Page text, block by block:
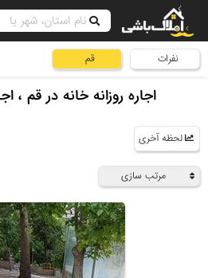
نفرات قم
اجاره روزانه خانه در قم ،
لحظه آخری
مرتب سازی